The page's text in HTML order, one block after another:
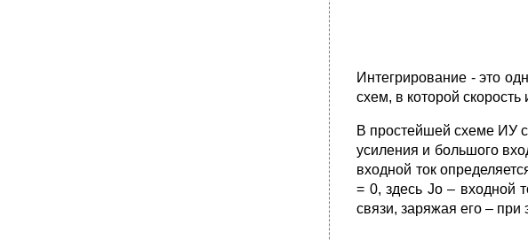
Интегрирование - это
схем, в которой
В простейшей схеме ИУ
усиления и большого
входной ток
= 0, здесь Jo – входной
связи, заряжая его – при